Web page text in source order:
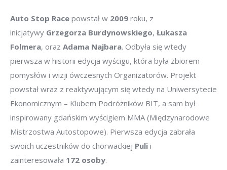
Auto Stop Race powstał w 2009 roku, z
inicjatywy Grzegorza Burdynowskiego, Łukasza
Folmera, oraz Adama Najbara. Odbyła się wtedy
pierwsza w historii edycja wyścigu, która była zbiorem
pomysłów i wizji ówczesnych Organizatorów. Projekt
powstał wraz z reaktywującym się wtedy na Uniwersytecie
Ekonomicznym – Klubem Podróżników BIT, a sam był
inspirowany gdańskim wyścigiem MMA (Międzynarodowe
Mistrzostwa Autostopowe). Pierwsza edycja zabrała
swoich uczestników do chorwackiej Puli i
zainteresowała 172 osoby.